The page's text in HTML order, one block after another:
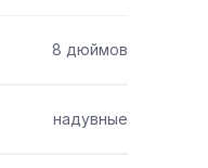
8 дюймов
надувные